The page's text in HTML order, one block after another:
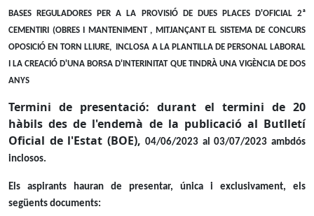
BASES REGULADORES PER A LA PROVISIÓ DE DUES PLACES D'OFICIAL 2ª
CEMENTIRI (OBRES I MANTENIMENT , MITJANÇANT EL SISTEMA DE CONCURS
OPOSICIÓ EN TORN LLIURE, INCLOSA A LA PLANTILLA DE PERSONAL LABORAL
I LA CREACIÓ D'UNA BORSA D'INTERINITAT QUE TINDRÀ UNA VIGÈNCIA DE DOS
ANYS
Termini de presentació: durant el termini de 20
hàbils des de l'endemà de la publicació al Butlletí
Oficial de l'Estat (BOE),04/06/2023 al 03/07/2023 ambdós
inclosos.
Els aspirants hauran de presentar, única i exclusivament, els
següents documents: